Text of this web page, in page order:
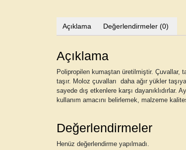
Açıklama Değerlendirmeler (0)
Açıklama
Polipropilen kumaştan üretilmiştir. Çuvallar,
taşır. Moloz çuvalları daha ağır yükler
sayede dış etkenlere karşı dayanıklıdırlar.
kullanım amacını belirlemek, malzeme
Değerlendirmeler
Henüz değerlendirme yapılmadı.